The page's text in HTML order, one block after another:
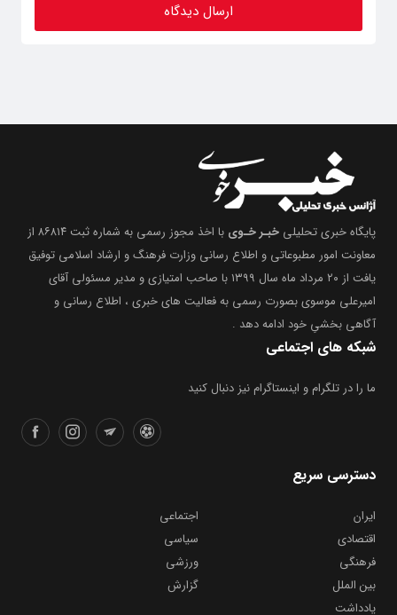
پایگاه خبری تحلیلی خبـر خـوی
با اخذ مجوز رسمی به شماره ثبت ۸۶۸۱۴ از
معاونت امور مطبوعاتی و اطلاع رسانی وزارت فرهنگ و ارشاد اسلامی توفیق
یافت از ۲۰ مرداد ماه سال ۱۳۹۹ با صاحب امتیازی و مدیر مسئولی آقای
امیرعلی موسوی بصورت رسمی به فعالیت های خبری ، اطلاع رسانی و
آگاهی بخشیِ خود ادامه دهد .
شبکه های اجتماعی
ما را در تلگرام و اینستاگرام نیز دنبال کنید
دسترسی سریع
ایران
اجتماعی
اقتصادی
سیاسی
فرهنگی
ورزشی
بین الملل
گزارش
یادداشت